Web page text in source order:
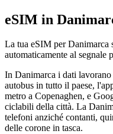
eSIM in
La tua eSIM per Danimarca
automaticamente al
In Danimarca i dati
autobus in tutto il paese,
metro a Copenaghen, e
ciclabili della città. La
telefoni anziché contanti,
delle corone in tasca.